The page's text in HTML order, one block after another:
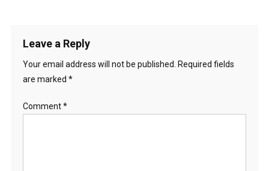
Leave a Reply
Your email address will not be published. Required fields
are marked *
Comment*